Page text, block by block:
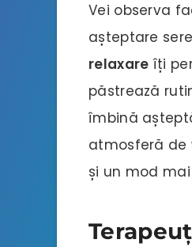
Vei observa
așteptare
relaxare îți
păstrează
îmbină
atmosferă de
și un mod